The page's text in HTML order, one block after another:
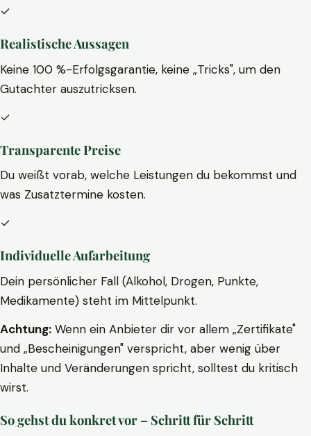
✓
Realistische Aussagen
Keine 100 %-Erfolgsgarantie, keine „Tricks", um den
Gutachter auszutricksen.
✓
Transparente Preise
Du weißt vorab, welche Leistungen du bekommst und
was Zusatztermine kosten.
✓
Individuelle Aufarbeitung
Dein persönlicher Fall (Alkohol, Drogen, Punkte,
Medikamente) steht im Mittelpunkt.
Achtung: Wenn ein Anbieter dir vor allem „Zertifikate"
und „Bescheinigungen" verspricht, aber wenig über
Inhalte und Veränderungen spricht, solltest du kritisch
wirst.
So gehst du konkret vor – Schritt für Schritt